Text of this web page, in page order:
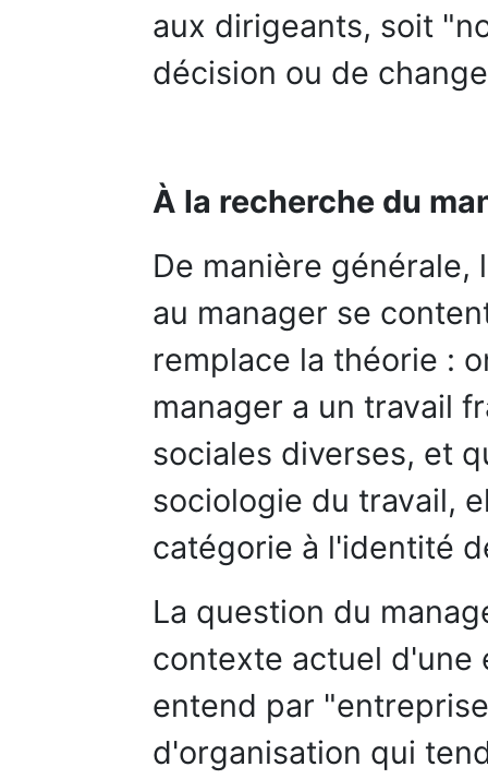
aux dirigeants, soit
décision ou de
À la recherche du
De manière
au manager se
remplace la théorie :
manager a un travail
sociales diverses, et
sociologie du travail,
catégorie à l'identité
La question du
contexte actuel d'une
entend par
d'organisation qui